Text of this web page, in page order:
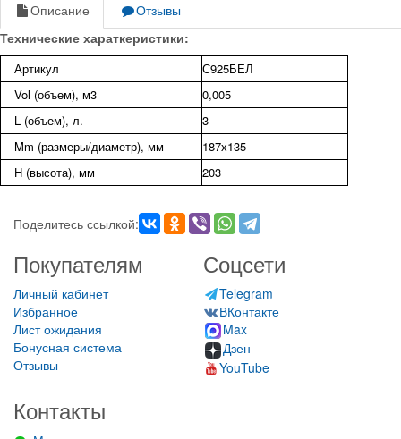
Описание
Отзывы
Технические хараткеристики:
Артикул
С925БЕЛ
Vol (объем), м3
0,005
L (объем), л.
3
Mm (размеры/диаметр), мм
187х135
H (высота), мм
203
Поделитесь ссылкой:
Покупателям
Личный кабинет
Избранное
Лист ожидания
Бонусная система
Отзывы
Соцсети
Telegram
ВКонтакте
Max
Дзен
YouTube
Контакты